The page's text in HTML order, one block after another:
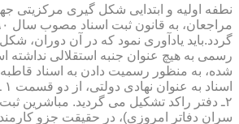
نطفه اولیه و ابتدایی شكل گیری مركزیتی
گردد.باید یادآوری نمود كه در آن دوران، شكل
رسمی به هیچ عنوان جنبه استقلالی نداشته
شده، به منظور رسمیت دادن به اسناد قاطبه
۲ـ دفتر راكد تشكیل می گردید. مباشرین
سران دفاتر امروزی)، در حقیقت جزو